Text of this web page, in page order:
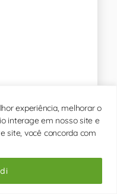
experiência, melhorar o
interage em nosso site e
site, você concorda com
culturais e
de normal, com o
[...]